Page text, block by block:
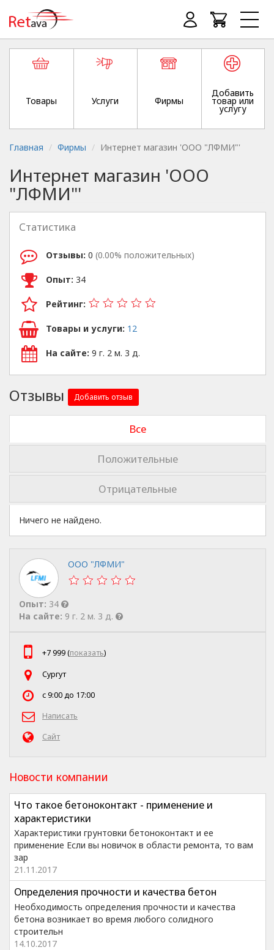
Товары Услуги Фирмы
Добавить
товар или
услугу
Главная Фирмы Интернет магазин 'ООО "ЛФМИ"'
Интернет магазин 'ООО
"ЛФМИ"'
Статистика
Отзывы: 0 (0.00% положительных)
Опыт: 34
Рейтинг:
Товары и услуги: 12
На сайте: 9 г. 2 м. 3 д.
Отзывы Добавить отзыв
Все
Положительные
Отрицательные
Ничего не найдено.
ООО "ЛФМИ"
Опыт: 34
На сайте: 9 г. 2 м. 3 д.
+7 999 (показать)
Сургут
c 9:00 до 17:00
Написать
Сайт
Новости компании
Что такое бетоноконтакт - применение и
характеристики
Характеристики грунтовки бетоноконтакт и ее
применение Если вы новичок в области ремонта, то вам
зар
21.11.2017
Определения прочности и качества бетон
Необходимость определения прочности и качества
бетона возникает во время любого солидного
строительн
14.10.2017